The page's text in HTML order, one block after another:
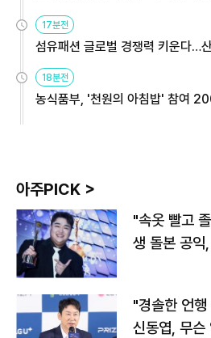
17분전
섬유패션 글로벌 경쟁력 키운다…
18분전
농식품부, '천원의 아침밥' 참여
아주PICK >
"속옷 빨고
생 돌본 공익
"경솔한 언
신동엽, 무슨